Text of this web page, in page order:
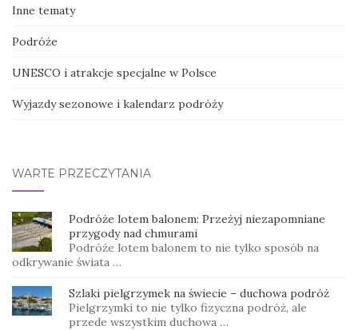
Inne tematy
Podróże
UNESCO i atrakcje specjalne w Polsce
Wyjazdy sezonowe i kalendarz podróży
WARTE PRZECZYTANIA
Podróże lotem balonem: Przeżyj niezapomniane
przygody nad chmurami
Podróże lotem balonem to nie tylko sposób na
odkrywanie świata …
Szlaki pielgrzymek na świecie – duchowa podróż
Pielgrzymki to nie tylko fizyczna podróż, ale
przede wszystkim duchowa …